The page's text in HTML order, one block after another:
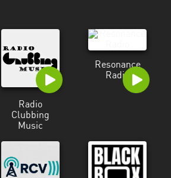
Radio
Clubbing
Music
Resonance
Radio